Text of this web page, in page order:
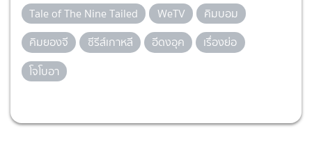
Tale of The Nine Tailed WeTV
คิมบอม
คิมยองจี
ซีรีส์เกาหลี อีดงอุค
เรื่องย่อ
โจโบอา